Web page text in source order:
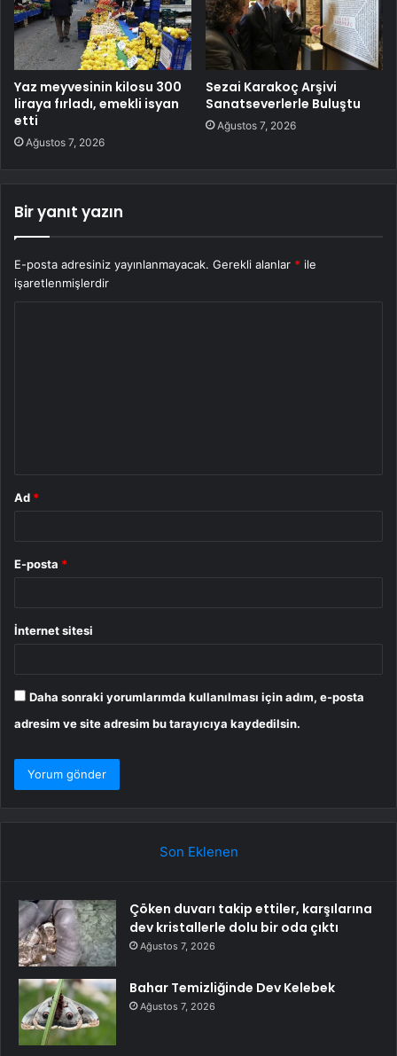
Yaz meyvesinin kilosu 300
liraya fırladı, emekli isyan
etti
Ağustos 7, 2026
Sezai Karakoç Arşivi
Sanatseverlerle Buluştu
Ağustos 7, 2026
Bir yanıt yazın
E-posta adresiniz yayınlanmayacak. Gerekli alanlar * ile
işaretlenmişlerdir
Ad *
E-posta *
İnternet sitesi
Daha sonraki yorumlarımda kullanılması için adım, e-posta
adresim ve site adresim bu tarayıcıya kaydedilsin.
Son Eklenen
Çöken duvarı takip ettiler, karşılarına
dev kristallerle dolu bir oda çıktı
Ağustos 7, 2026
Bahar Temizliğinde Dev Kelebek
Ağustos 7, 2026